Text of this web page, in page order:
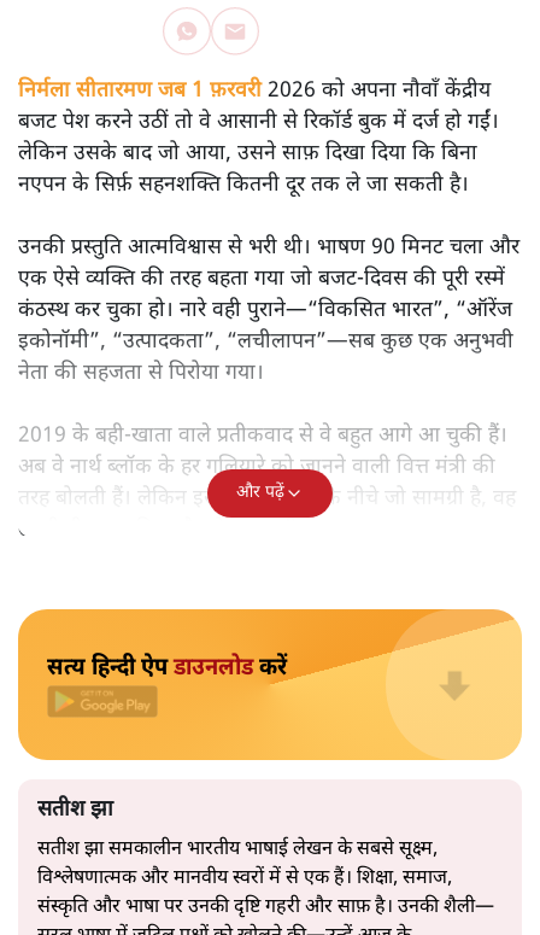
सतीश झा
मोदी सरकार का बजट 2026 बड़े बदलाव का वादा करता दिखता है,
लेकिन क्या वह देहलीज़ पार कर पाया? नीतिगत झिझक, अधूरे सुधार
निर्मला सीतारमण जब 1 फ़रवरी2026 को अपना नौवाँ केंद्रीय
बजट पेश करने उठीं तो वे आसानी से रिकॉर्ड बुक में दर्ज हो गईं।
नएपन के सिर्फ़ सहनशक्ति कितनी दूर तक ले जा सकती है।
उनकी प्रस्तुति आत्मविश्वास से भरी थी। भाषण 90 मिनट चला और
एक ऐसे व्यक्ति की तरह बहता गया जो बजट‑दिवस की पूरी रस्में
नेता की सहजता से पिरोया गया।
2019 के बही‑खाता वाले प्रतीकवाद से वे बहुत आगे आ चुकी हैं।
अब वे नार्थ ब्लॉक के हर गलियारे को जानने वाली वित्त मंत्री की
तरह बोलती हैं। लेकिन इस आत्मविश्वास के नीचे जो सामग्री है, वह
सत्य हिन्दी ऐपडाउनलोडकरें